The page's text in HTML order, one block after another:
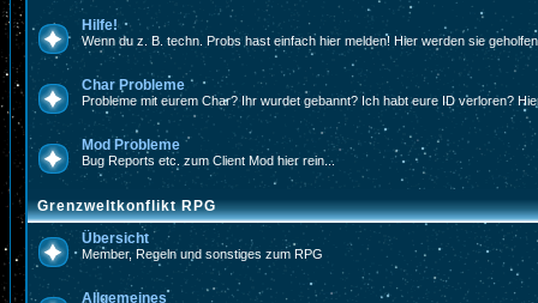
Hilfe!
Wenn du z. B. techn. Probs hast einfach hier melden! Hier werden sie
Char Probleme
Probleme mit eurem Char? Ihr wurdet gebannt? Ich habt eure ID verloren?
Mod Probleme
Bug Reports etc. zum Client Mod hier rein...
Grenzweltkonflikt RPG
Übersicht
Member, Regeln und sonstiges zum RPG
Allgemeines